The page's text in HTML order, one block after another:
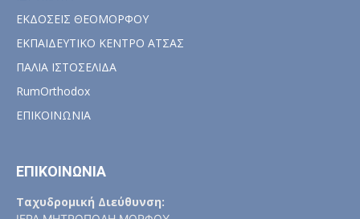
ΕΚΔΟΣΕΙΣ ΘΕΟΜΟΡΦΟΥ
ΕΚΠΑΙΔΕΥΤΙΚΟ ΚΕΝΤΡΟ ΑΤΣΑΣ
ΠΑΛΙΑ ΙΣΤΟΣΕΛΙΔΑ
RumOrthodox
ΕΠΙΚΟΙΝΩΝΙΑ
ΕΠΙΚΟΙΝΩΝΙΑ
Ταχυδρομική Διεύθυνση: